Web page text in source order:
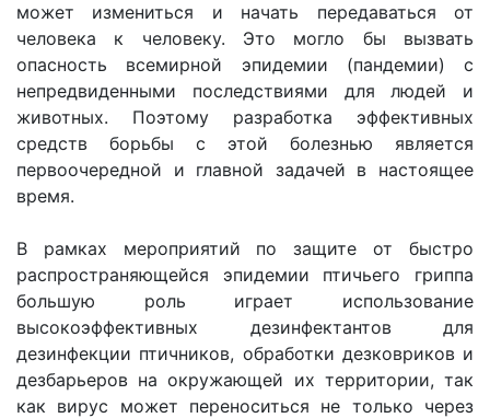
может измениться и начать передаваться от
человека к человеку. Это могло бы вызвать
опасность всемирной эпидемии (пандемии) с
непредвиденными последствиями для людей и
животных. Поэтому разработка эффективных
средств борьбы с этой болезнью является
первоочередной и главной задачей в настоящее
время.
В рамках мероприятий по защите от быстро
распространяющейся эпидемии птичьего гриппа
большую роль играет использование
высокоэффективных дезинфектантов для
дезинфекции птичников, обработки дезковриков и
дезбарьеров на окружающей их территории, так
как вирус может переноситься не только через